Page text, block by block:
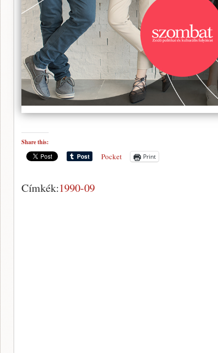
Share this:
Pocket Print
Címkék:1990-09